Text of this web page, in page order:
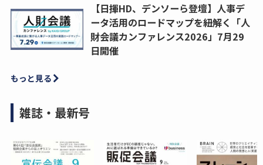
【日揮HD、デンソーら登壇】人事デ
ータ活用のロードマップを紐解く「人
財会議カンファレンス2026」7月29
日開催
もっと見る
雑誌・最新号